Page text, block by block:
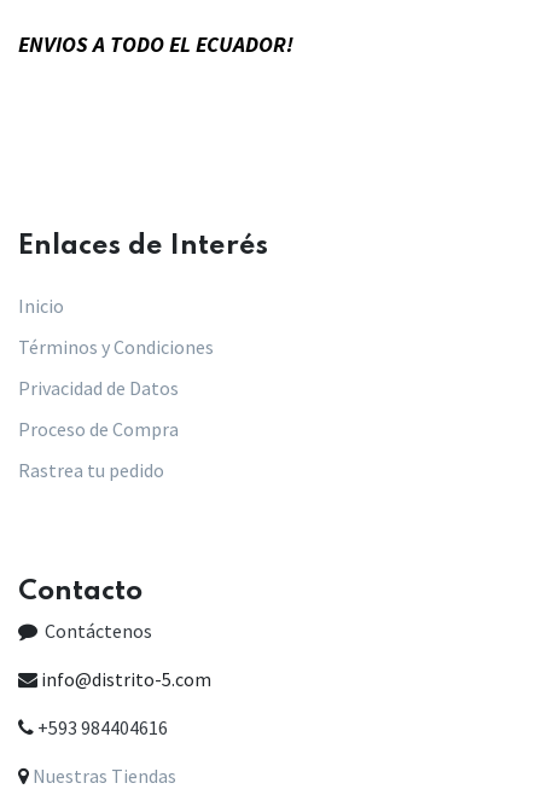
ENVIOS A TODO EL ECUADOR!
Enlaces de Interés​
Inicio
Términos y Condiciones
Privacidad de Datos
Proceso de Compra
Rastrea tu pedido
Contacto
Contáctenos
info@distrito-5.com
+593 984404616
Nuestras Tiendas